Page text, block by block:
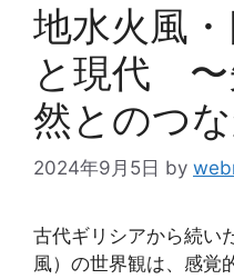
地水火風
と現代 〜
然とのつ
2024年9月5日 by
古代ギリシアから続い
風）の世界観は、感覚